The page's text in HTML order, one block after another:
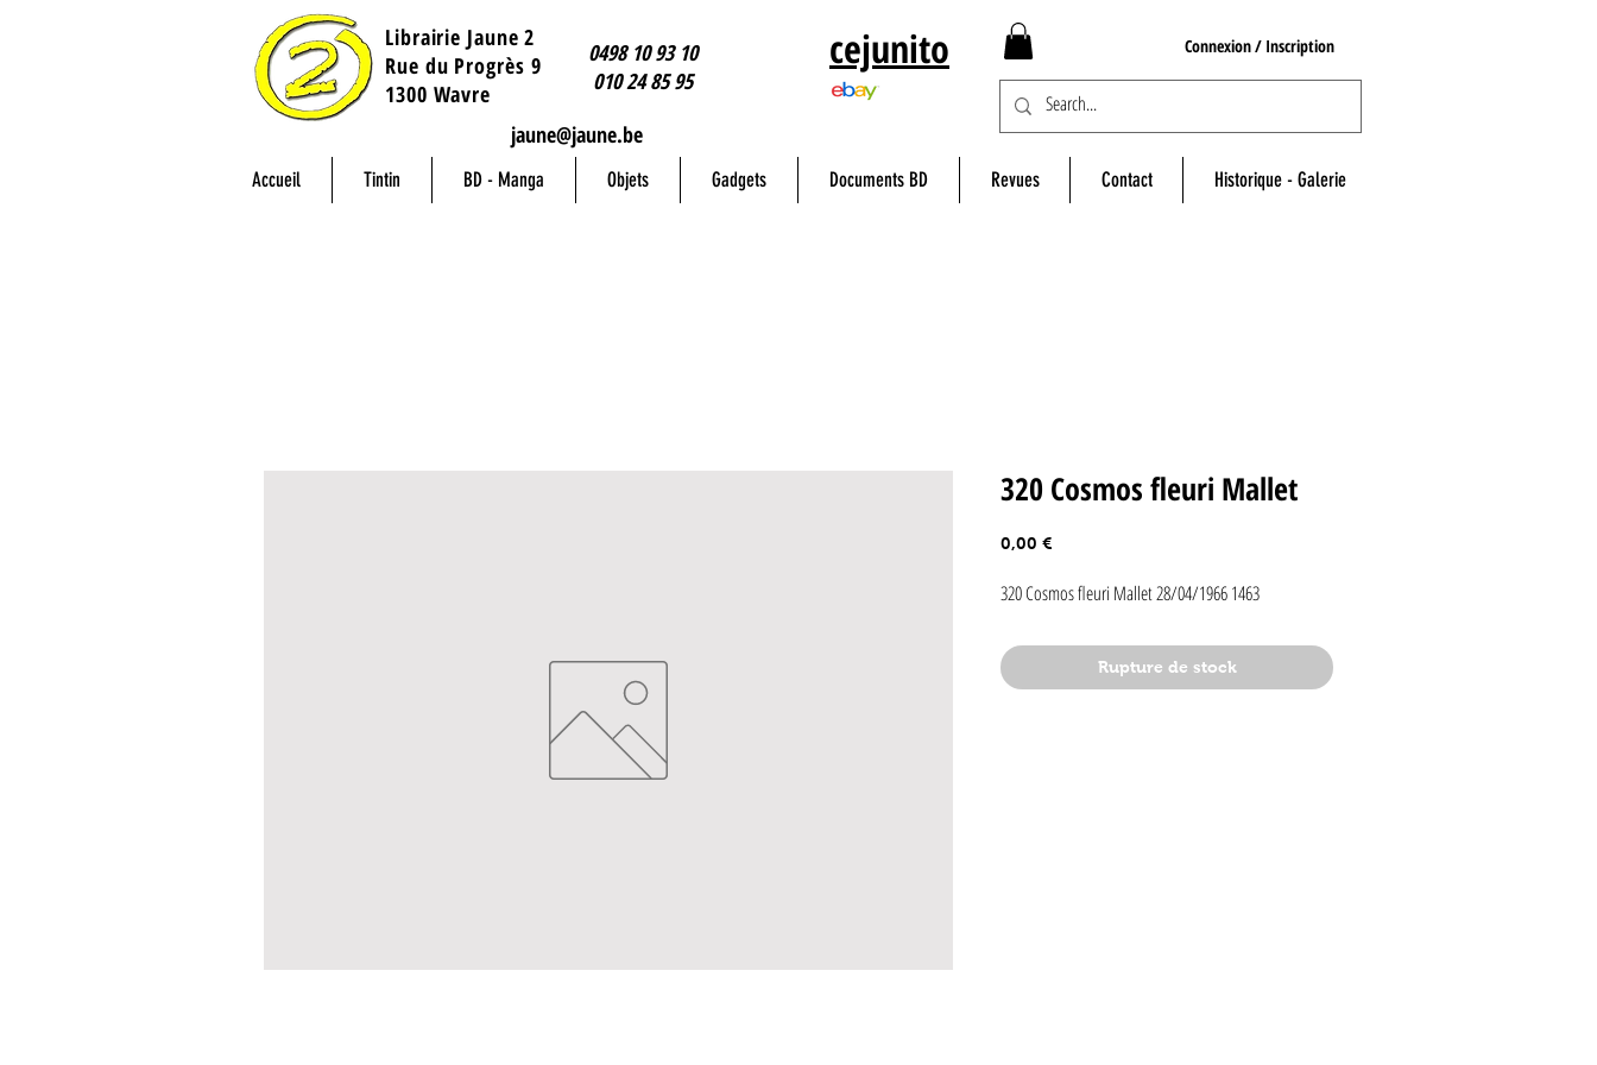
Librairie Jaune 2
​Rue du Progrès 9
1300 Wavre
0498 10 93 10
010 24 85 95
jaune@jaune.be
cejunito Connexion / Inscription
Accueil Tintin BD - Manga Objets Gadgets Documents BD Revues Contact Historique - Galerie
320 Cosmos fleuri Mallet
0,00 €
320 Cosmos fleuri Mallet 28/04/1966 1463
Rupture de stock